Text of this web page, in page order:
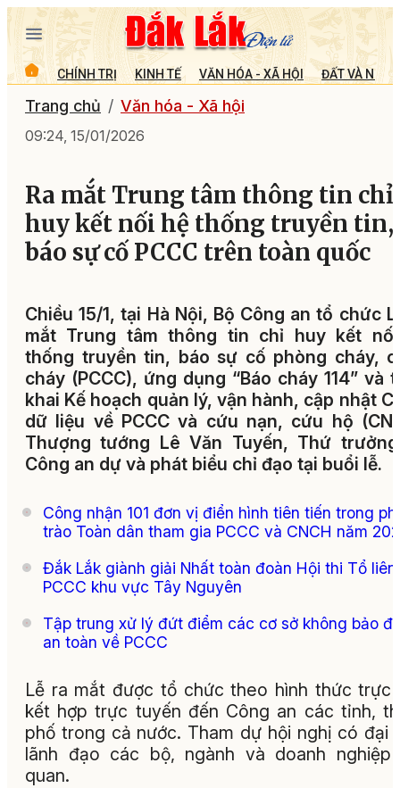
CHÍNH TRỊ KINH TẾ VĂN HÓA - XÃ HỘI ĐẤT VÀ
Trang chủ Văn hóa - Xã hội
09:24, 15/01/2026
Ra mắt Trung tâm thông tin chỉ
huy kết nối hệ thống truyền tin,
báo sự cố PCCC trên toàn quốc
Chiều 15/1, tại Hà Nội, Bộ Công an tổ chức
mắt Trung tâm thông tin chỉ huy kết
thống truyền tin, báo sự cố phòng cháy,
cháy (PCCC), ứng dụng “Báo cháy 114” và
khai Kế hoạch quản lý, vận hành, cập nhật
dữ liệu về PCCC và cứu nạn, cứu hộ
Thượng tướng Lê Văn Tuyến, Thứ
Công an dự và phát biểu chỉ đạo tại buổi lễ.
Công nhận 101 đơn vị điển hình tiên tiến trong
trào Toàn dân tham gia PCCC và CNCH năm
Đắk Lắk giành giải Nhất toàn đoàn Hội thi Tổ
PCCC khu vực Tây Nguyên
Tập trung xử lý đứt điểm các cơ sở không bảo
an toàn về PCCC
Lễ ra mắt được tổ chức theo hình thức trực
kết hợp trực tuyến đến Công an các tỉnh,
phố trong cả nước. Tham dự hội nghị có đại
lãnh đạo các bộ, ngành và doanh nghiệp
quan.